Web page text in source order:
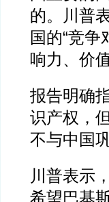
的。川普
国的“竞
响力、价
报告明确
识产权，
不与中国
川普表示
希望巴基